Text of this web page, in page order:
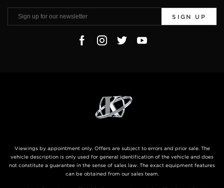
SIGN UP
Viewings by appointment only. Offers are subject to errors and prior sale. The
vehicle description is only used for general identification of the vehicle and does
not constitute a guarantee in the sense of sales law. The exact equipment features
can be obtained from our sales team.